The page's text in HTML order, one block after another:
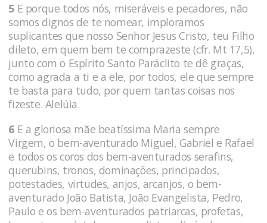
5 E porque todos nós, miseráveis e pecadores, não
somos dignos de te nomear, imploramos
suplicantes que nosso Senhor Jesus Cristo, teu Filho
dileto, em quem bem te comprazeste (cfr. Mt 17,5),
junto com o Espírito Santo Paráclito te dê graças,
como agrada a ti e a ele, por todos, ele que sempre
te basta para tudo, por quem tantas coisas nos
fizeste. Alelúia.
6 E a gloriosa mãe beatíssima Maria sempre
Virgem, o bem-aventurado Miguel, Gabriel e Rafael
e todos os coros dos bem-aventurados serafins,
querubins, tronos, dominações, principados,
potestades, virtudes, anjos, arcanjos, o bem-
aventurado João Batista, João Evangelista, Pedro,
Paulo e os bem-aventurados patriarcas, profetas,